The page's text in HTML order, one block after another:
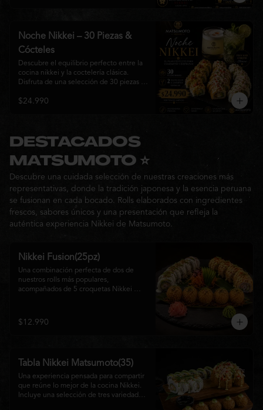
Incluye un Hot Tori de regalo (10 piezas):
crema y cebollín, frito en panko hasta
obtener un dorado perfecto y una
textura irresistible.
Noche Nikkei – 30 Piezas &
Cócteles
Descubre el equilibrio perfecto entre la
cocina nikkei y la coctelería clásica.
Disfruta de una selección de 30 piezas
frescos, acompañadas de 2 Pisco Sour o
a Matsumoto Nikkei.
Ideal para: una cita, una salida con
amigos o una noche especial llena de
sabor y buena compañía.
$24.990
DESTACADOS
MATSUMOTO ⭐
Descubre una cuidada selección de nuestras creaciones más
representativas, donde la tradición japonesa y la esencia peruana
se fusionan en cada bocado. Rolls elaborados con ingredientes
frescos, sabores únicos y una presentación que refleja la
auténtica experiencia Nikkei de Matsumoto.
Nikkei Fusion(25pz)
Una combinación perfecta de dos de
nuestros rolls más populares,
acompañados de 5 croquetas Nikkei
cremosa salsa de la casa. Una tabla que
reúne diferentes texturas y sabores, ideal
$12.990
Tabla Nikkei Matsumoto(35)
Una experiencia pensada para compartir
que reúne lo mejor de la cocina Nikkei.
Incluye una selección de tres variedades